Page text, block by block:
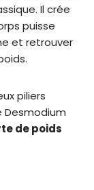
Il crée
puisse
et retrouver
piliers
Desmodium
de poids